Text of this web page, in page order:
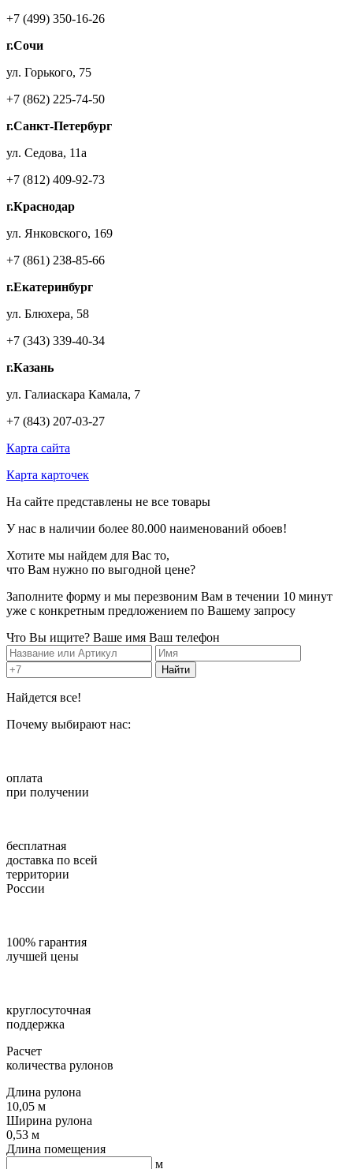
+7 (499) 350-16-26
г.Сочи
ул. Горького, 75
+7 (862) 225-74-50
г.Санкт-Петербург
ул. Седова, 11а
+7 (812) 409-92-73
г.Краснодар
ул. Янковского, 169
+7 (861) 238-85-66
г.Екатеринбург
ул. Блюхера, 58
+7 (343) 339-40-34
г.Казань
ул. Галиаскара Камала, 7
+7 (843) 207-03-27
Карта сайта
Карта карточек
На сайте представлены не все товары
У нас в наличии более 80.000 наименований обоев!
Хотите мы найдем для Вас то,
что Вам нужно по выгодной цене?
Заполните форму и мы перезвоним Вам в течении 10 минут
уже с конкретным предложением по Вашему запросу
Что Вы ищите? Ваше имя Ваш телефон
Найдется все!
Почему выбирают нас:
оплата
при получении
бесплатная
доставка по всей
территории
России
100% гарантия
лучшей цены
круглосуточная
поддержка
Расчет
количества рулонов
Длина рулона
10,05 м
Ширина рулона
0,53 м
Длина помещения
м